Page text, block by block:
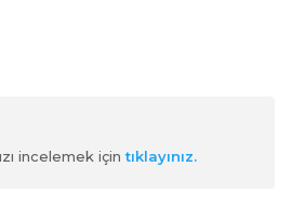
incelemek içintıklayınız.